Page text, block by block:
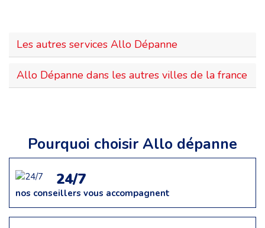
Les autres services Allo Dépanne
Allo Dépanne dans les autres villes de la france
Pourquoi choisir Allo dépanne
24/7
nos conseillers vous accompagnent